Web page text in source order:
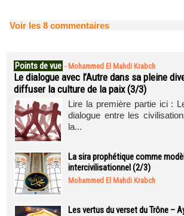
Voir les 8 commentaires
Points de vue - Mohammed El Mahdi Krabch
Le dialogue avec l’Autre dans sa pleine
diffuser la culture de la paix (3/3)
Lire la première partie ici :
dialogue entre les
la...
La sira prophétique comme
intercivilisationnel (2/3)
Mohammed El Mahdi Krabch
Les vertus du verset du Trône –